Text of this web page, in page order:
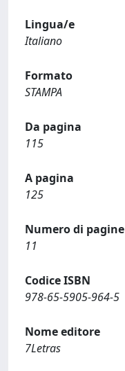
Lingua/e
Italiano
Formato
STAMPA
Da pagina
115
A pagina
125
Numero di pagine
11
Codice ISBN
978-65-5905-964-5
Nome editore
7Letras